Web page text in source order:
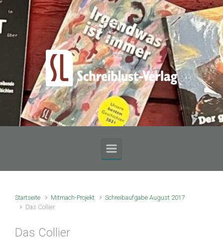
Zum Hauptinhalt springen
Startseite Mitmach-Projekt
Schreibaufgabe August 2017
Das Collier
Das Collier